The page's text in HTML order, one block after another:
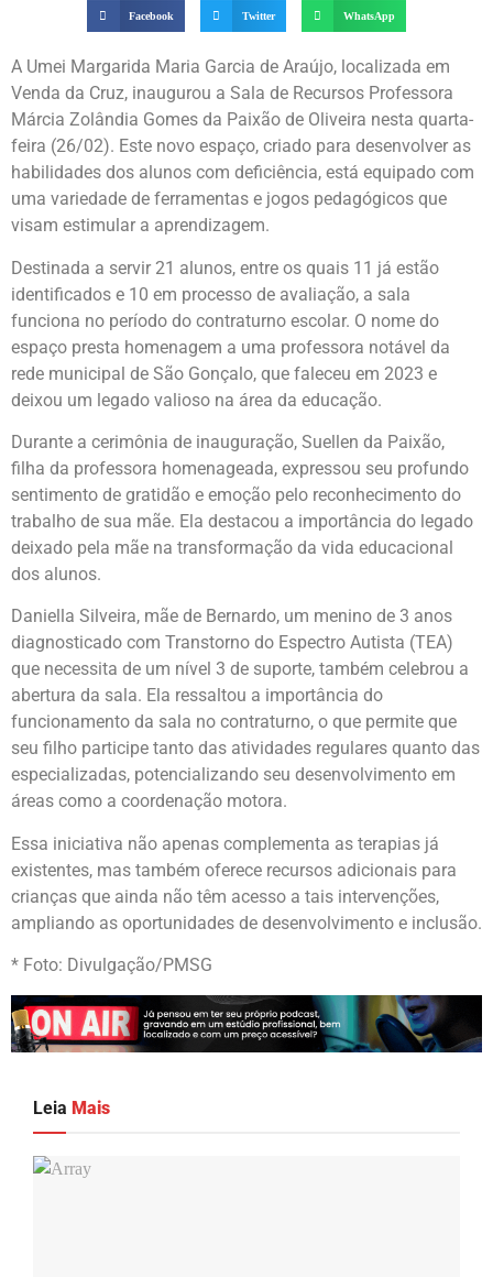
Facebook Twitter WhatsApp
A Umei Margarida Maria Garcia de Araújo, localizada em
Venda da Cruz, inaugurou a Sala de Recursos Professora
Márcia Zolândia Gomes da Paixão de Oliveira nesta quarta-
feira (26/02). Este novo espaço, criado para desenvolver as
habilidades dos alunos com deficiência, está equipado com
uma variedade de ferramentas e jogos pedagógicos que
visam estimular a aprendizagem.
Destinada a servir 21 alunos, entre os quais 11 já estão
identificados e 10 em processo de avaliação, a sala
funciona no período do contraturno escolar. O nome do
espaço presta homenagem a uma professora notável da
rede municipal de São Gonçalo, que faleceu em 2023 e
deixou um legado valioso na área da educação.
Durante a cerimônia de inauguração, Suellen da Paixão,
filha da professora homenageada, expressou seu profundo
sentimento de gratidão e emoção pelo reconhecimento do
trabalho de sua mãe. Ela destacou a importância do legado
deixado pela mãe na transformação da vida educacional
dos alunos.
Daniella Silveira, mãe de Bernardo, um menino de 3 anos
diagnosticado com Transtorno do Espectro Autista (TEA)
que necessita de um nível 3 de suporte, também celebrou a
abertura da sala. Ela ressaltou a importância do
funcionamento da sala no contraturno, o que permite que
seu filho participe tanto das atividades regulares quanto das
especializadas, potencializando seu desenvolvimento em
áreas como a coordenação motora.
Essa iniciativa não apenas complementa as terapias já
existentes, mas também oferece recursos adicionais para
crianças que ainda não têm acesso a tais intervenções,
ampliando as oportunidades de desenvolvimento e inclusão.
* Foto: Divulgação/PMSG
Leia Mais